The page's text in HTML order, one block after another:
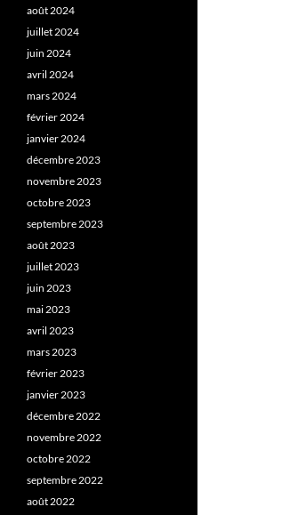
août 2024
juillet 2024
juin 2024
avril 2024
mars 2024
février 2024
janvier 2024
décembre 2023
novembre 2023
octobre 2023
septembre 2023
août 2023
juillet 2023
juin 2023
mai 2023
avril 2023
mars 2023
février 2023
janvier 2023
décembre 2022
novembre 2022
octobre 2022
septembre 2022
août 2022